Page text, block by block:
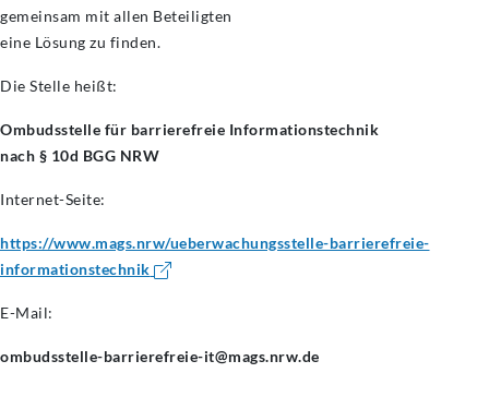
gemeinsam mit allen Beteiligten
eine Lösung zu finden.
Die Stelle heißt:
Ombudsstelle für barrierefreie Informationstechnik
nach § 10d BGG NRW
Internet-Seite:
https://www.mags.nrw/ueberwachungsstelle-barrierefreie-
informationstechnik
E-Mail:
ombudsstelle-barrierefreie-it@mags.nrw.de